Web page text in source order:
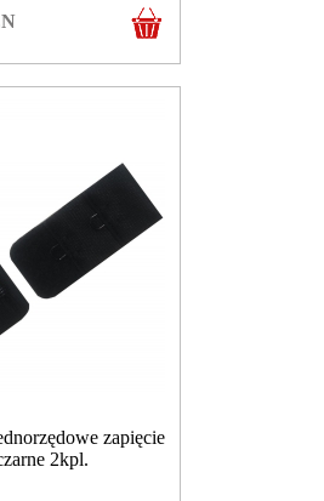
zapięcie
2kpl.